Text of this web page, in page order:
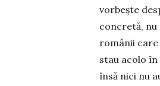
vor­bește
concre­tă, nu
ro­mânii
stau acolo în
însă nici nu